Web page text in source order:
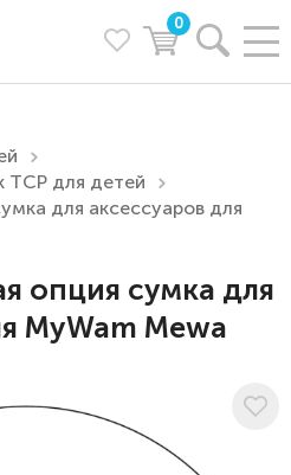
0
ТСР для детей
для аксессуаров для
опция сумка для
MyWam Mewa